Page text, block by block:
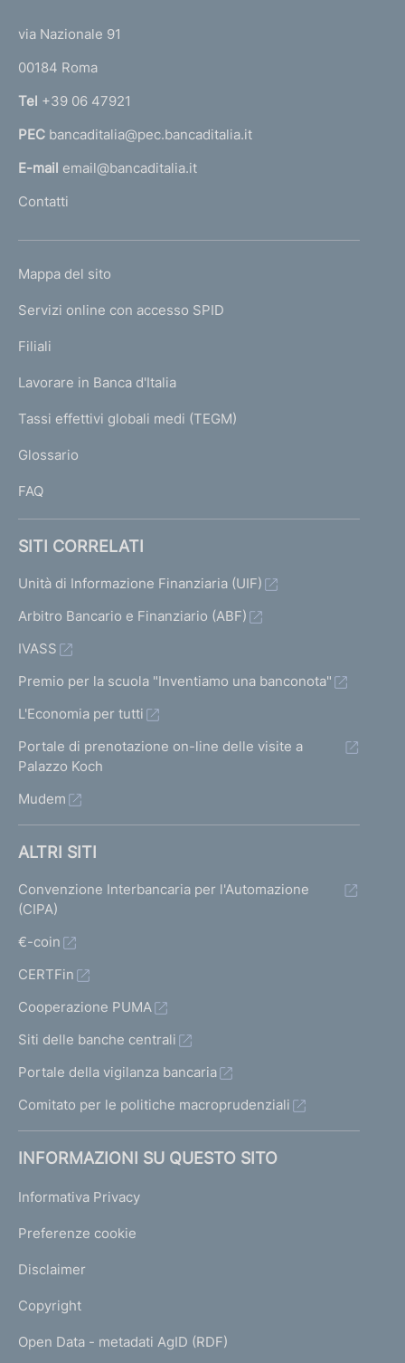
r
n
a
l
'
m
e
a
g
via Nazionale 91
00184 Roma
Tel +39 06 47921
PEC bancaditalia@pec.bancaditalia.it
E-mail email@bancaditalia.it
Contatti
L
N
K
T
I
I
Mappa del sito
Servizi online con accesso SPID
Filiali
Lavorare in Banca d'Italia
Tassi effettivi globali medi (TEGM)
Glossario
FAQ
SITI CORRELATI
Unità di Informazione Finanziaria (UIF)
Arbitro Bancario e Finanziario (ABF)
IVASS
Premio per la scuola "Inventiamo una banconota"
L'Economia per tutti
Portale di prenotazione on-line delle visite a
Palazzo Koch
Mudem
ALTRI SITI
Convenzione Interbancaria per l'Automazione
(CIPA)
€-coin
CERTFin
Cooperazione PUMA
Siti delle banche centrali
Portale della vigilanza bancaria
Comitato per le politiche macroprudenziali
INFORMAZIONI SU QUESTO SITO
Informativa Privacy
Preferenze cookie
Disclaimer
Copyright
Open Data - metadati AgID (RDF)